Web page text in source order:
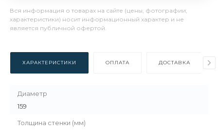
Вся информация о товарах на сайте (цены, фотографии,
характеристики) носит информационный характер и не
является публичной офертой.
ХАРАКТЕРИСТИКИ ОПЛАТА ДОСТАВКА
Диаметр
159
Толщина стенки (мм)